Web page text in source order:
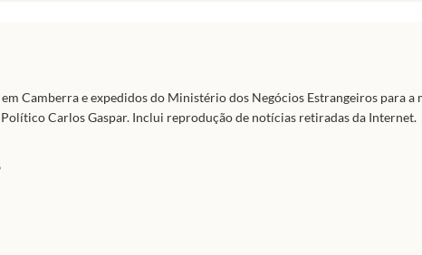
Camberra e expedidos do Ministério dos Negócios Estrangeiros para a
Carlos Gaspar. Inclui reprodução de notícias retiradas da Internet.